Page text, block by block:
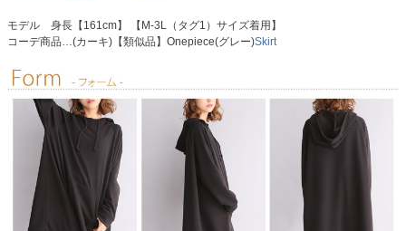
モデル 身長【161cm】 【M-3L（タグ1）サイズ着用】
コーデ商品…(カーキ)【類似品】Onepiece(グレー)Skirt